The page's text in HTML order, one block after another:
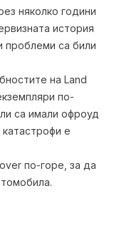
няколко години
история
проблеми са били
на Land
по-
са имали офроуд
е
по-горе, за да